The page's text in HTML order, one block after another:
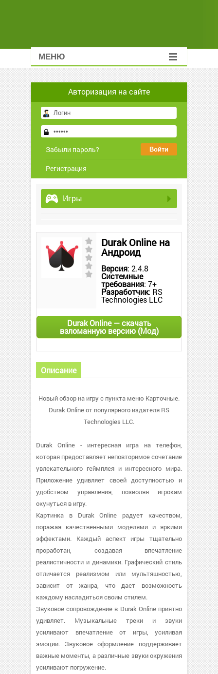
МЕНЮ
Авторизация на сайте
Забыли пароль?
Регистрация
Игры
Durak Online на
Андроид
Версия: 2.4.8
Системные
требования: 7+
Разработчик: RS
Technologies LLC
Durak Online — скачать
взломанную версию (Мод)
Описание
Новый обзор на игру с пункта меню Карточные.
Durak Online от популярного издателя RS
Technologies LLC.
Durak Online - интересная игра на телефон,
которая предоставляет неповторимое сочетание
увлекательного геймплея и интересного мира.
Приложение удивляет своей доступностью и
удобством управления, позволяя игрокам
окунуться в игру.
Картинка в Durak Online радует качеством,
поражая качественными моделями и яркими
эффектами. Каждый аспект игры тщательно
проработан, создавая впечатление
реалистичности и динамики. Графический стиль
отличается реализмом или мультяшностью,
зависит от жанра, что дает возможность
каждому насладиться своим стилем.
Звуковое сопровождение в Durak Online приятно
удивляет. Музыкальные треки и звуки
усиливают впечатление от игры, усиливая
эмоции. Звуковое оформление поддерживает
важные моменты, а различные звуки окружения
усиливают погружение.